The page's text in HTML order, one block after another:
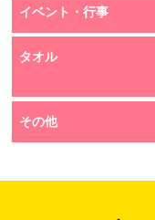
イベント・行事
タオル
その他